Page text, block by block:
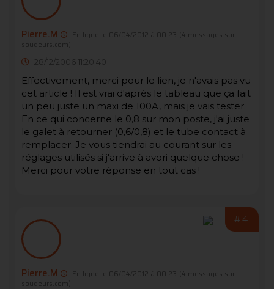
Pierre.M En ligne le 06/04/2012 à 00:23
(4 messages sur
soudeurs.com)
28/12/2006 11:20:40
Effectivement, merci pour le lien, je n'avais pas vu
cet article ! Il est vrai d'après le tableau que ça fait
un peu juste un maxi de 100A, mais je vais tester.
En ce qui concerne le 0,8 sur mon poste, j'ai juste
le galet à retourner (0,6/0,8) et le tube contact à
remplacer. Je vous tiendrai au courant sur les
réglages utilisés si j'arrive à avori quelque chose !
Merci pour votre réponse en tout cas !
#4
Pierre.M En ligne le 06/04/2012 à 00:23
(4 messages sur
soudeurs.com)